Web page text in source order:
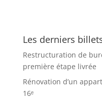
Les derniers
Restructuration de
première étape livrée
Rénovation d’un
16ᵉ